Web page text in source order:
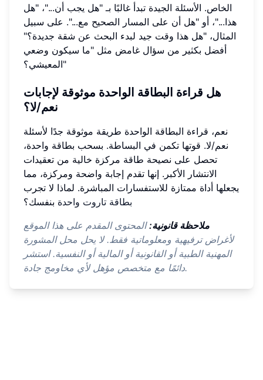
الخاص. الأسئلة الجيدة تبدأ غالبًا بـ "هل يجب أن..."، "هل
هذا..."، أو "هل أن على المسار الصحيح مع...". على سبيل
المثال، "هل هذا وقت جيد لبدء البحث عن شقة جديدة؟"
أفضل بكثير من سؤال غامض مثل "ما سيكون وضعي
المعيشي؟"
هل قراءة البطاقة الواحدة موثوقة لإجابات
نعم/لا؟
نعم، قراءة البطاقة الواحدة طريقة موثوقة جدًا لأسئلة
نعم/لا. قوتها تكمن في البساطة. بسحب بطاقة واحدة،
تحصل على نصيحة طاقة مركزة خالية من تعقيدات
الانتشار الأكبر. إنها تقدم إجابة واضحة ومركزة، مما
يجعلها أداة ممتازة للاستفسارات المباشرة. لماذا لا تجرب
بطاقة تاروت واحدة بنفسك؟
ملاحظة قانونية: المحتوى المقدم على هذا الموقع
لأغراض ترفيهية ومعلوماتية فقط. لا يحل محل المشورة
المهنية الطبية أو القانونية أو المالية أو النفسية. استشر
دائمًا مع متخصص مؤهل لأي مخاومج جادة.